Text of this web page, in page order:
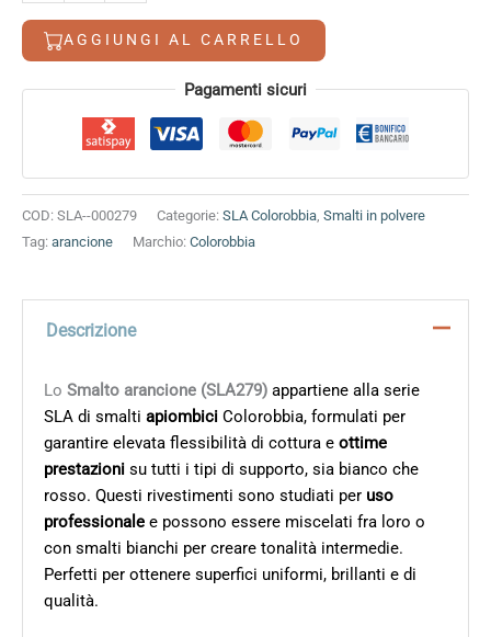
Arancio
quantità
AGGIUNGI AL CARRELLO
Alternative: Pagamenti sicuri
COD: SLA--000279 Categorie: SLA Colorobbia Smalti in polvere
Tag: arancione Marchio: Colorobbia
Descrizione
Lo Smalto arancione (SLA279) appartiene alla serie
SLA di smalti apiombici Colorobbia, formulati per
garantire elevata flessibilità di cottura e ottime
prestazioni su tutti i tipi di supporto, sia bianco che
rosso. Questi rivestimenti sono studiati per uso
professionalee possono essere miscelati fra loro o
con smalti bianchi per creare tonalità intermedie.
Perfetti per ottenere superfici uniformi, brillanti e di
qualità.